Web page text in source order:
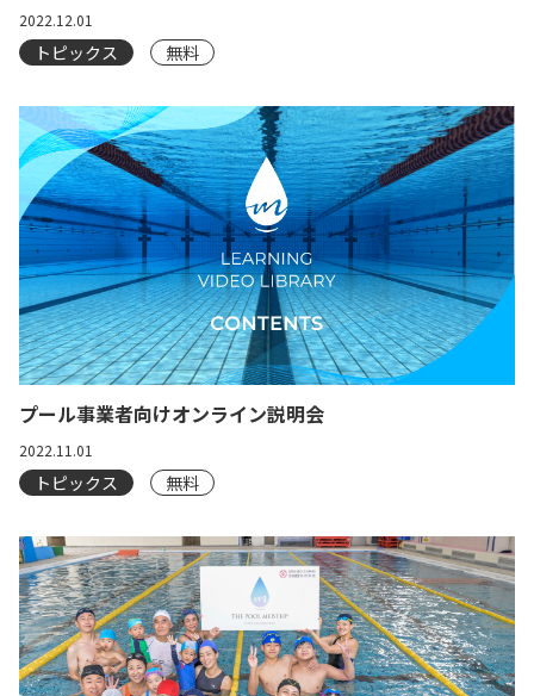
2022.12.01
トピックス 無料
プール事業者向けオンライン説明会
2022.11.01
トピックス 無料